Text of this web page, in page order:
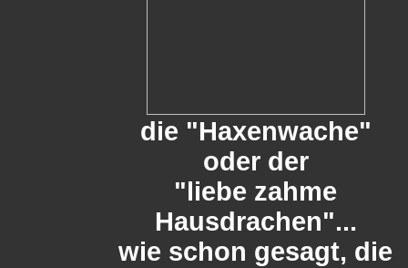
die "Haxenwache"
oder der
"liebe zahme
Hausdrachen"...
wie schon gesagt, die